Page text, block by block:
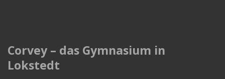
Corvey – das Gymnasium in
Lokstedt